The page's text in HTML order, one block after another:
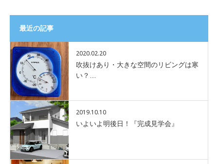
最近の記事
2020.02.20
吹抜けあり・大きな空間のリビングは寒
い？…
2019.10.10
いよいよ明後日！『完成見学会』